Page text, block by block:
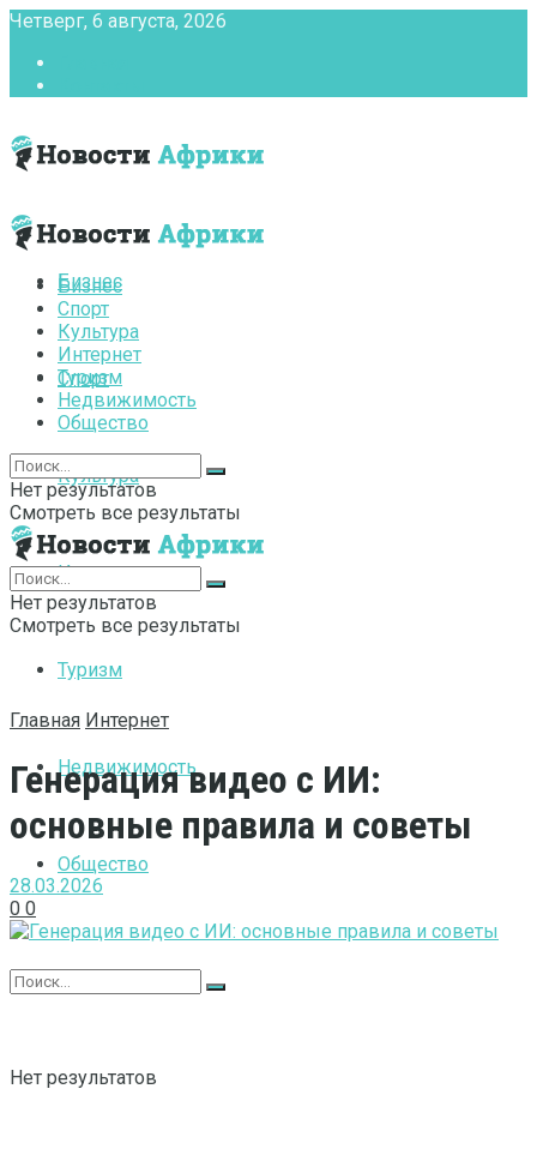
Четверг, 6 августа, 2026
Бизнес
Спорт
Культура
Интернет
Туризм
Недвижимость
Общество
Нет результатов
Бизнес
Спорт
Культура
Интернет
Туризм
Недвижимость
Общество
Нет результатов
Смотреть все результаты
Нет результатов
Смотреть все результаты
Главная Интернет
Генерация видео с ИИ:
основные правила и советы
28.03.2026
0 0